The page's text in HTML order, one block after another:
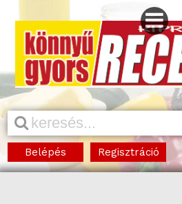
Belépés Regisztráció